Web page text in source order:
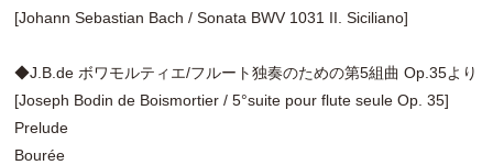
[Johann Sebastian Bach / Sonata BWV 1031 II. Siciliano]
◆J.B.de ボワモルティエ/フルート独奏のための第5組曲 Op.35より
[Joseph Bodin de Boismortier / 5°suite pour flute seule Op. 35]
Prelude
Bourée